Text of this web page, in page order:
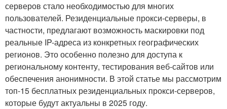
серверов стало необходимостью для многих
пользователей. Резиденциальные прокси-серверы, в
частности, предлагают возможность маскировки под
реальные IP-адреса из конкретных географических
регионов. Это особенно полезно для доступа к
региональному контенту, тестирования веб-сайтов или
обеспечения анонимности. В этой статье мы рассмотрим
топ-15 бесплатных резиденциальных прокси-серверов,
которые будут актуальны в 2025 году.